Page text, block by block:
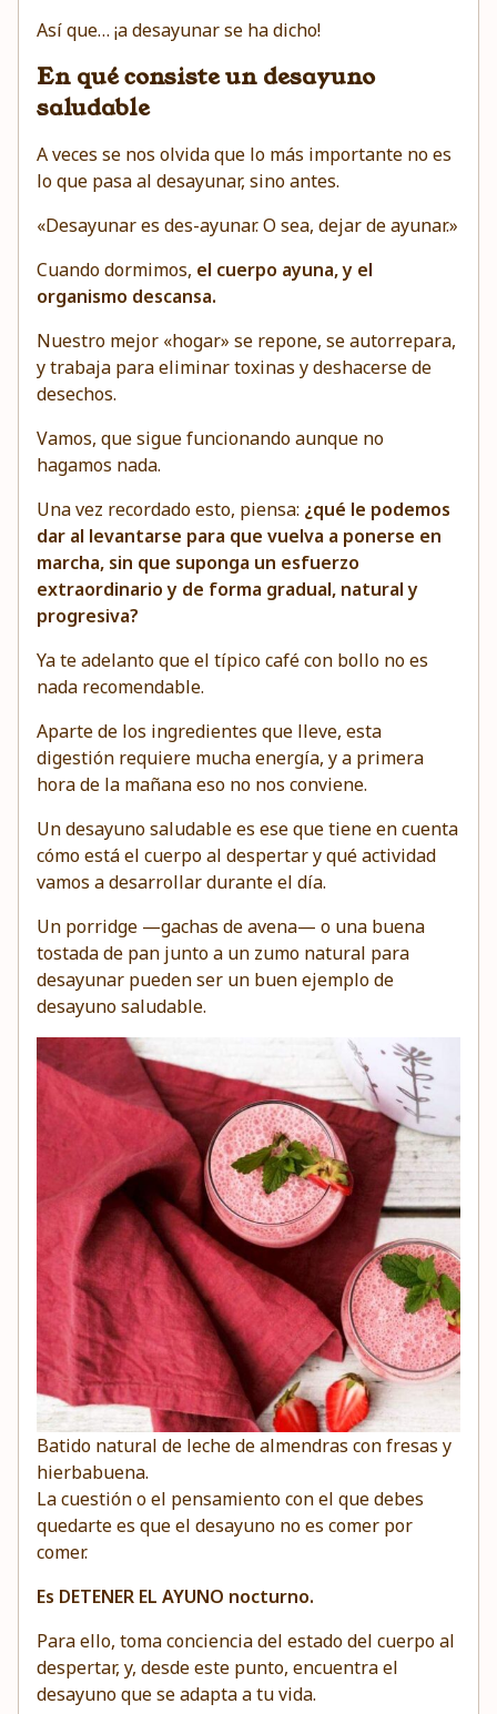
Así que… ¡a desayunar se ha dicho!
En qué consiste un desayuno
saludable
A veces se nos olvida que lo más importante no es
lo que pasa al desayunar, sino antes.
«Desayunar es des-ayunar. O sea, dejar de ayunar.»
Cuando dormimos, el cuerpo ayuna, y el
organismo descansa.
Nuestro mejor «hogar» se repone, se autorrepara,
y trabaja para eliminar toxinas y deshacerse de
desechos.
Vamos, que sigue funcionando aunque no
hagamos nada.
Una vez recordado esto, piensa: ¿qué le podemos
dar al levantarse para que vuelva a ponerse en
marcha, sin que suponga un esfuerzo
extraordinario y de forma gradual, natural y
progresiva?
Ya te adelanto que el típico café con bollo no es
nada recomendable.
Aparte de los ingredientes que lleve, esta
digestión requiere mucha energía, y a primera
hora de la mañana eso no nos conviene.
Un desayuno saludable es ese que tiene en cuenta
cómo está el cuerpo al despertar y qué actividad
vamos a desarrollar durante el día.
Un porridge —gachas de avena— o una buena
tostada de pan junto a un zumo natural para
desayunar pueden ser un buen ejemplo de
desayuno saludable.
Batido natural de leche de almendras con fresas y
hierbabuena.
La cuestión o el pensamiento con el que debes
quedarte es que el desayuno no es comer por
comer.
Es DETENER EL AYUNO nocturno.
Para ello, toma conciencia del estado del cuerpo al
despertar, y, desde este punto, encuentra el
desayuno que se adapta a tu vida.